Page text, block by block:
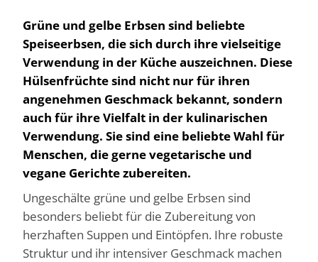
Grüne und gelbe Erbsen sind beliebte
Speiseerbsen, die sich durch ihre vielseitige
Verwendung in der Küche auszeichnen. Diese
Hülsenfrüchte sind nicht nur für ihren
angenehmen Geschmack bekannt, sondern
auch für ihre Vielfalt in der kulinarischen
Verwendung. Sie sind eine beliebte Wahl für
Menschen, die gerne vegetarische und
vegane Gerichte zubereiten.
Ungeschälte grüne und gelbe Erbsen sind
besonders beliebt für die Zubereitung von
herzhaften Suppen und Eintöpfen. Ihre robuste
Struktur und ihr intensiver Geschmack machen